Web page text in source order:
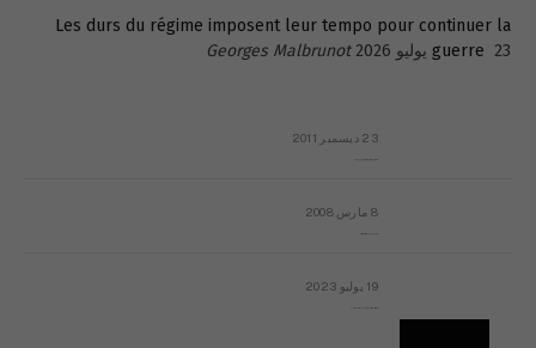
Les durs du régime imposent leur tempo pour continuer la
guerre 23 يوليو 2026 Georges Malbrunot
23 ديسمبر 2011
8 مارس 2008
19 يوليو 2023